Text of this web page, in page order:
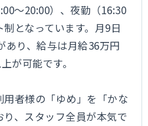
～20:00）、夜勤（16:30
となっています。月9日
あり、給与は月給36万円
が可能です。
者様の「ゆめ」を「かな
、スタッフ全員が本気で